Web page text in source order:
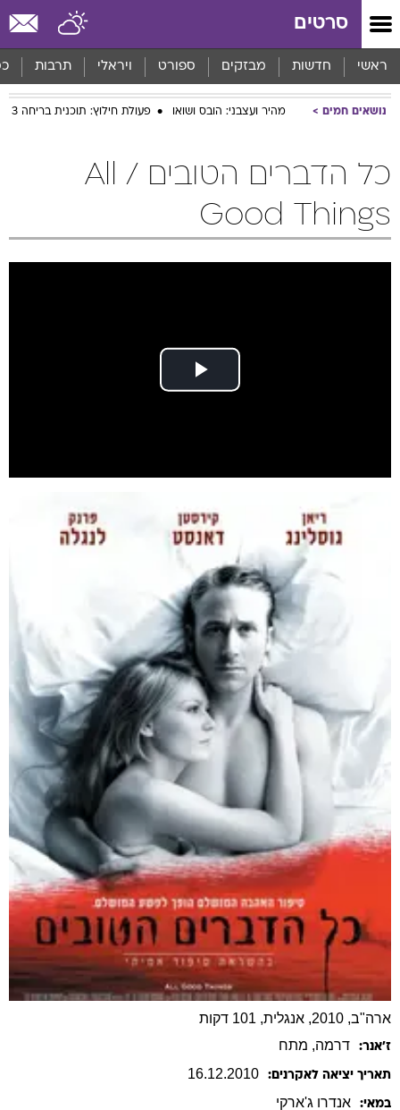
סרטים
ראשי חדשות מבזקים ספורט ויראלי תרבות
נושאים חמים מהיר ועצבני: הובס ושואו פעולת חילוץ: תוכנית בריחה 3
כל הדברים הטובים / All
Good Things
ארה"ב, 2010, אנגלית, 101 דקות
ז׳אנר: דרמה, מתח
תאריך יציאה לאקרנים: 16.12.2010
במאי: אנדרו ג'ארקי